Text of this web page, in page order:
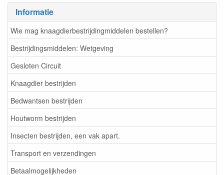
Informatie
Wie mag knaagdierbestrijdingmiddelen bestellen?
Bestrijdingsmiddelen: Wetgeving
Gesloten Circuit
Knaagdier bestrijden
Bedwantsen bestrijden
Houtworm bestrijden
Insecten bestrijden, een vak apart.
Transport en verzendingen
Betaalmogelijkheden